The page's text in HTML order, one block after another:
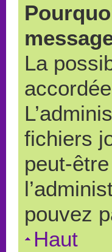
La
fichiers
peut-
pouvez
Haut